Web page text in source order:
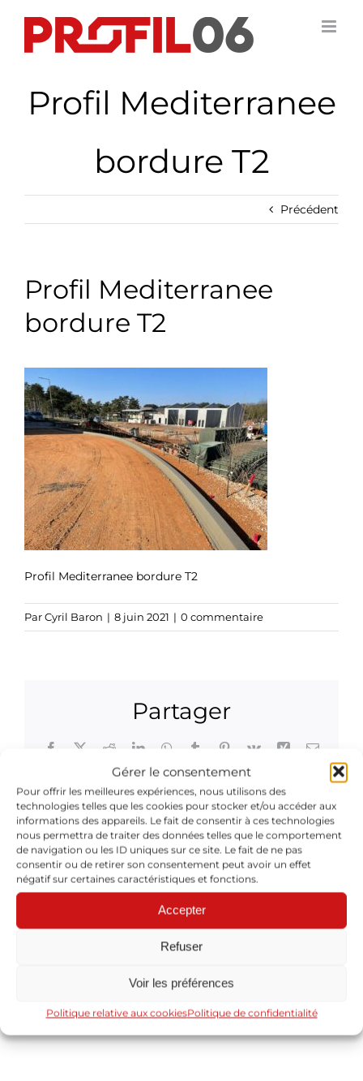
Gérer le consentement
Pour offrir les meilleures expériences, nous utilisons des
technologies telles que les cookies pour stocker et/ou accéder aux
informations des appareils. Le fait de consentir à ces technologies
nous permettra de traiter des données telles que le comportement
de navigation ou les ID uniques sur ce site. Le fait de ne pas
consentir ou de retirer son consentement peut avoir un effet
négatif sur certaines caractéristiques et fonctions.
Accepter
Refuser
Voir les préférences
Politique relative aux cookiesPolitique de confidentialité
contenu
Profil Mediterranee
bordure T2
Précédent
Profil Mediterranee
bordure T2
Profil Mediterranee bordure T2
ParCyril Baron | 8 juin 2021 | 0 commentaire
Partager
Facebook
X RedditLinkedInWhatsApp
TumblrPinterest
Vk Xing Email
À propos de l'auteur :Cyril Baron
pour poster un commentaire.